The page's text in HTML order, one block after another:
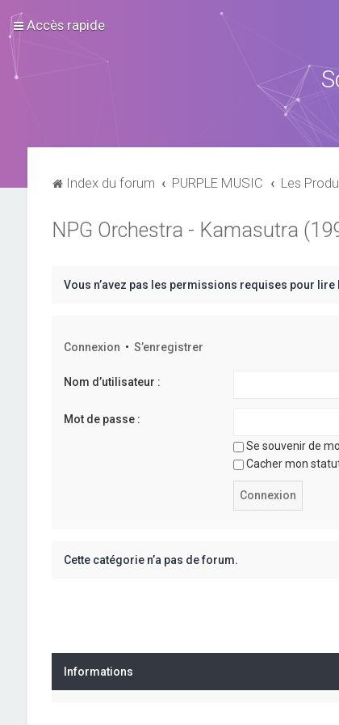
Accès rapide
Index du forum PURPLE MUSIC Les
NPG Orchestra - Kamasutra
Vous n’avez pas les permissions requises pour
Connexion • S’enregistrer
Nom d’utilisateur :
Mot de passe :
Se souvenir de
Cacher mon
Cette catégorie n’a pas de forum.
Informations